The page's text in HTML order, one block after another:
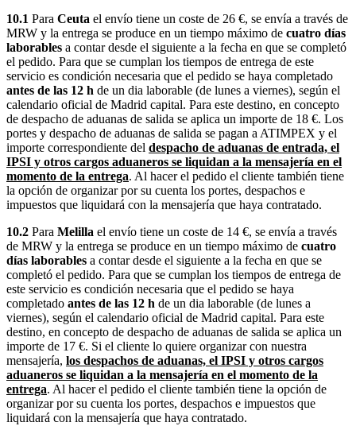
10.1 Para Ceuta el envío tiene un coste de 26 €, se envía a través de
MRW y la entrega se produce en un tiempo máximo de cuatro días
laborables a contar desde el siguiente a la fecha en que se completó
el pedido. Para que se cumplan los tiempos de entrega de este
servicio es condición necesaria que el pedido se haya completado
antes de las 12 h de un dia laborable (de lunes a viernes), según el
calendario oficial de Madrid capital. Para este destino, en concepto
de despacho de aduanas de salida se aplica un importe de 18 €. Los
portes y despacho de aduanas de salida se pagan a ATIMPEX y el
importe correspondiente del despacho de aduanas de entrada, el
IPSI y otros cargos aduaneros se liquidan a la mensajería en el
momento de la entrega. Al hacer el pedido el cliente también tiene
la opción de organizar por su cuenta los portes, despachos e
impuestos que liquidará con la mensajería que haya contratado.
10.2 Para Melilla el envío tiene un coste de 14 €, se envía a través
de MRW y la entrega se produce en un tiempo máximo de cuatro
días laborables a contar desde el siguiente a la fecha en que se
completó el pedido. Para que se cumplan los tiempos de entrega de
este servicio es condición necesaria que el pedido se haya
completado antes de las 12 h de un dia laborable (de lunes a
viernes), según el calendario oficial de Madrid capital. Para este
destino, en concepto de despacho de aduanas de salida se aplica un
importe de 17 €. Si el cliente lo quiere organizar con nuestra
mensajería, los despachos de aduanas, el IPSI y otros cargos
aduaneros se liquidan a la mensajería en el momento de la
entrega. Al hacer el pedido el cliente también tiene la opción de
organizar por su cuenta los portes, despachos e impuestos que
liquidará con la mensajería que haya contratado.